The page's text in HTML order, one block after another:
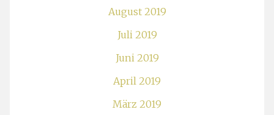
August 2019
Juli 2019
Juni 2019
April 2019
März 2019